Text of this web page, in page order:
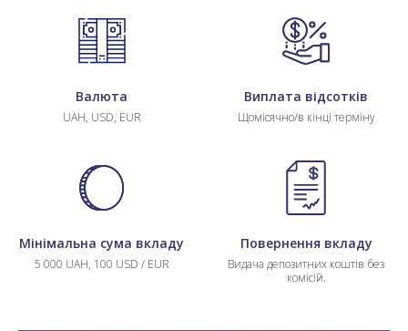
Валюта
UAH, USD, EUR
Виплата відсотків
Щомісячно/в кінці терміну
Мінімальна сума вкладу
5 000 UAH, 100 USD / EUR
Повернення вкладу
Видача депозитних коштів без
комісій.